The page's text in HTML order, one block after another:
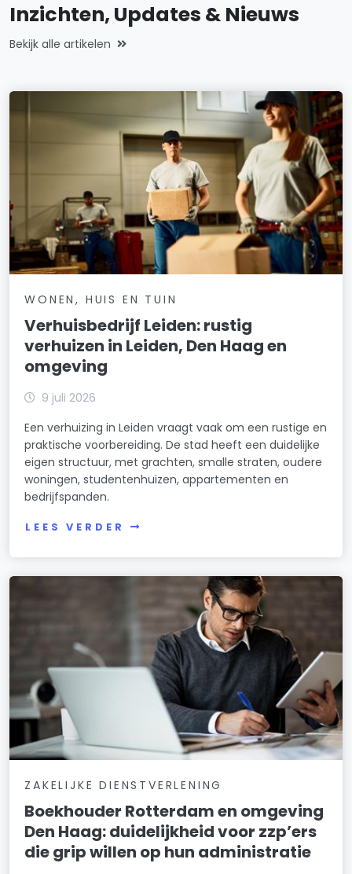
Inzichten, Updates & Nieuws
Bekijk alle artikelen
WONEN, HUIS EN TUIN
Verhuisbedrijf Leiden: rustig
verhuizen in Leiden, Den Haag en
omgeving
9 juli 2026
Een verhuizing in Leiden vraagt vaak om een rustige en
praktische voorbereiding. De stad heeft een duidelijke
eigen structuur, met grachten, smalle straten, oudere
woningen, studentenhuizen, appartementen en
bedrijfspanden.
LEES VERDER
ZAKELIJKE DIENSTVERLENING
Boekhouder Rotterdam en omgeving
Den Haag: duidelijkheid voor zzp’ers
die grip willen op hun administratie